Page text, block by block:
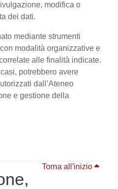
modifica o
dei dati.
mediante strumenti
modalità organizzative e
alle finalità indicate.
potrebbero avere
dall’Ateneo
e gestione della
Torna all'inizio